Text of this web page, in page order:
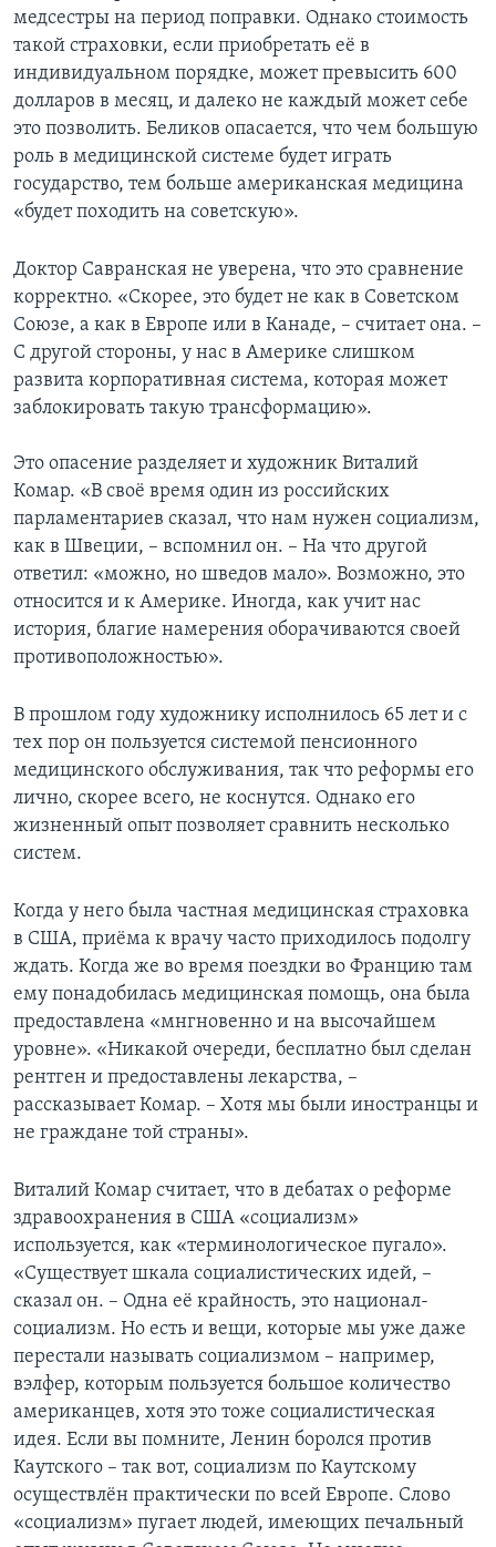
медсестры на период поправки. Однако стоимость
такой страховки, если приобретать её в
индивидуальном порядке, может превысить 600
долларов в месяц, и далеко не каждый может себе
это позволить. Беликов опасается, что чем большую
роль в медицинской системе будет играть
государство, тем больше американская медицина
«будет походить на советскую».
Доктор Савранская не уверена, что это сравнение
корректно. «Скорее, это будет не как в Советском
Союзе, а как в Европе или в Канаде, – считает она. –
С другой стороны, у нас в Америке слишком
развита корпоративная система, которая может
заблокировать такую трансформацию».
Это опасение разделяет и художник Виталий
Комар. «В своё время один из российских
парламентариев сказал, что нам нужен социализм,
как в Швеции, – вспомнил он. – На что другой
ответил: «можно, но шведов мало». Возможно, это
относится и к Америке. Иногда, как учит нас
история, благие намерения оборачиваются своей
противоположностью».
В прошлом году художнику исполнилось 65 лет и с
тех пор он пользуется системой пенсионного
медицинского обслуживания, так что реформы его
лично, скорее всего, не коснутся. Однако его
жизненный опыт позволяет сравнить несколько
систем.
Когда у него была частная медицинская страховка
в США, приёма к врачу часто приходилось подолгу
ждать. Когда же во время поездки во Францию там
ему понадобилась медицинская помощь, она была
предоставлена «мнгновенно и на высочайшем
уровне». «Никакой очереди, бесплатно был сделан
рентген и предоставлены лекарства, –
рассказывает Комар. – Хотя мы были иностранцы и
не граждане той страны».
Виталий Комар считает, что в дебатах о реформе
здравоохранения в США «социализм»
используется, как «терминологическое пугало».
«Существует шкала социалистических идей, –
сказал он. – Одна её крайность, это национал-
социализм. Но есть и вещи, которые мы уже даже
перестали называть социализмом – например,
вэлфер, которым пользуется большое количество
американцев, хотя это тоже социалистическая
идея. Если вы помните, Ленин боролся против
Каутского – так вот, социализм по Каутскому
осуществлён практически по всей Европе. Слово
«социализм» пугает людей, имеющих печальный